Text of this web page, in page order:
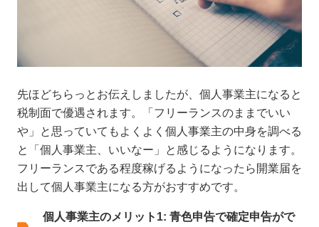
先ほどちらっとお伝えしましたが、個人事業主になると
税制面で優遇されます。「フリーランスのままでいい
や」と思っていてもよくよく個人事業主の中身を調べる
と「個人事業主、いいなー」と感じるようになります。
フリーランスである程度稼げるようになったら開業届を
出して個人事業主になる方がおすすめです。
個人事業主のメリット1: 青色申告で確定申告がで